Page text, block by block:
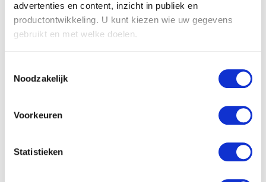
advertenties en content, inzicht in publiek en
productontwikkeling. U kunt kiezen wie uw gegevens
gebruikt en met welke doelen.
Informatie verzamelen over uw geografische
locatie, die tot een paar meter nauwkeurig kan zijn
scannen op specifieke eigenschappen (fingerprinting)
detailgedeeltein.
U kunt uw toestemming op elk moment wijzigen of
Noodzakelijk
Voorkeuren
Statistieken
De houthakker (midden)
Auguste Levêque